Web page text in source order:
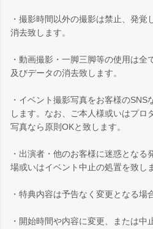
・撮影時間以外の撮影は禁止、発
消去致します。
・動画撮影・一脚三脚等の使用は
及びデータの消去致します。
・イベント撮影写真をお客様の
します。なお、ご本人様或いはプロ
写真なら原則OKと致します。
・出演者・他のお客様に迷惑となる
場或いはイベント中止の処置を致し
・特典内容は予告なく変更となる場
・開始時間や内容に変更、または中